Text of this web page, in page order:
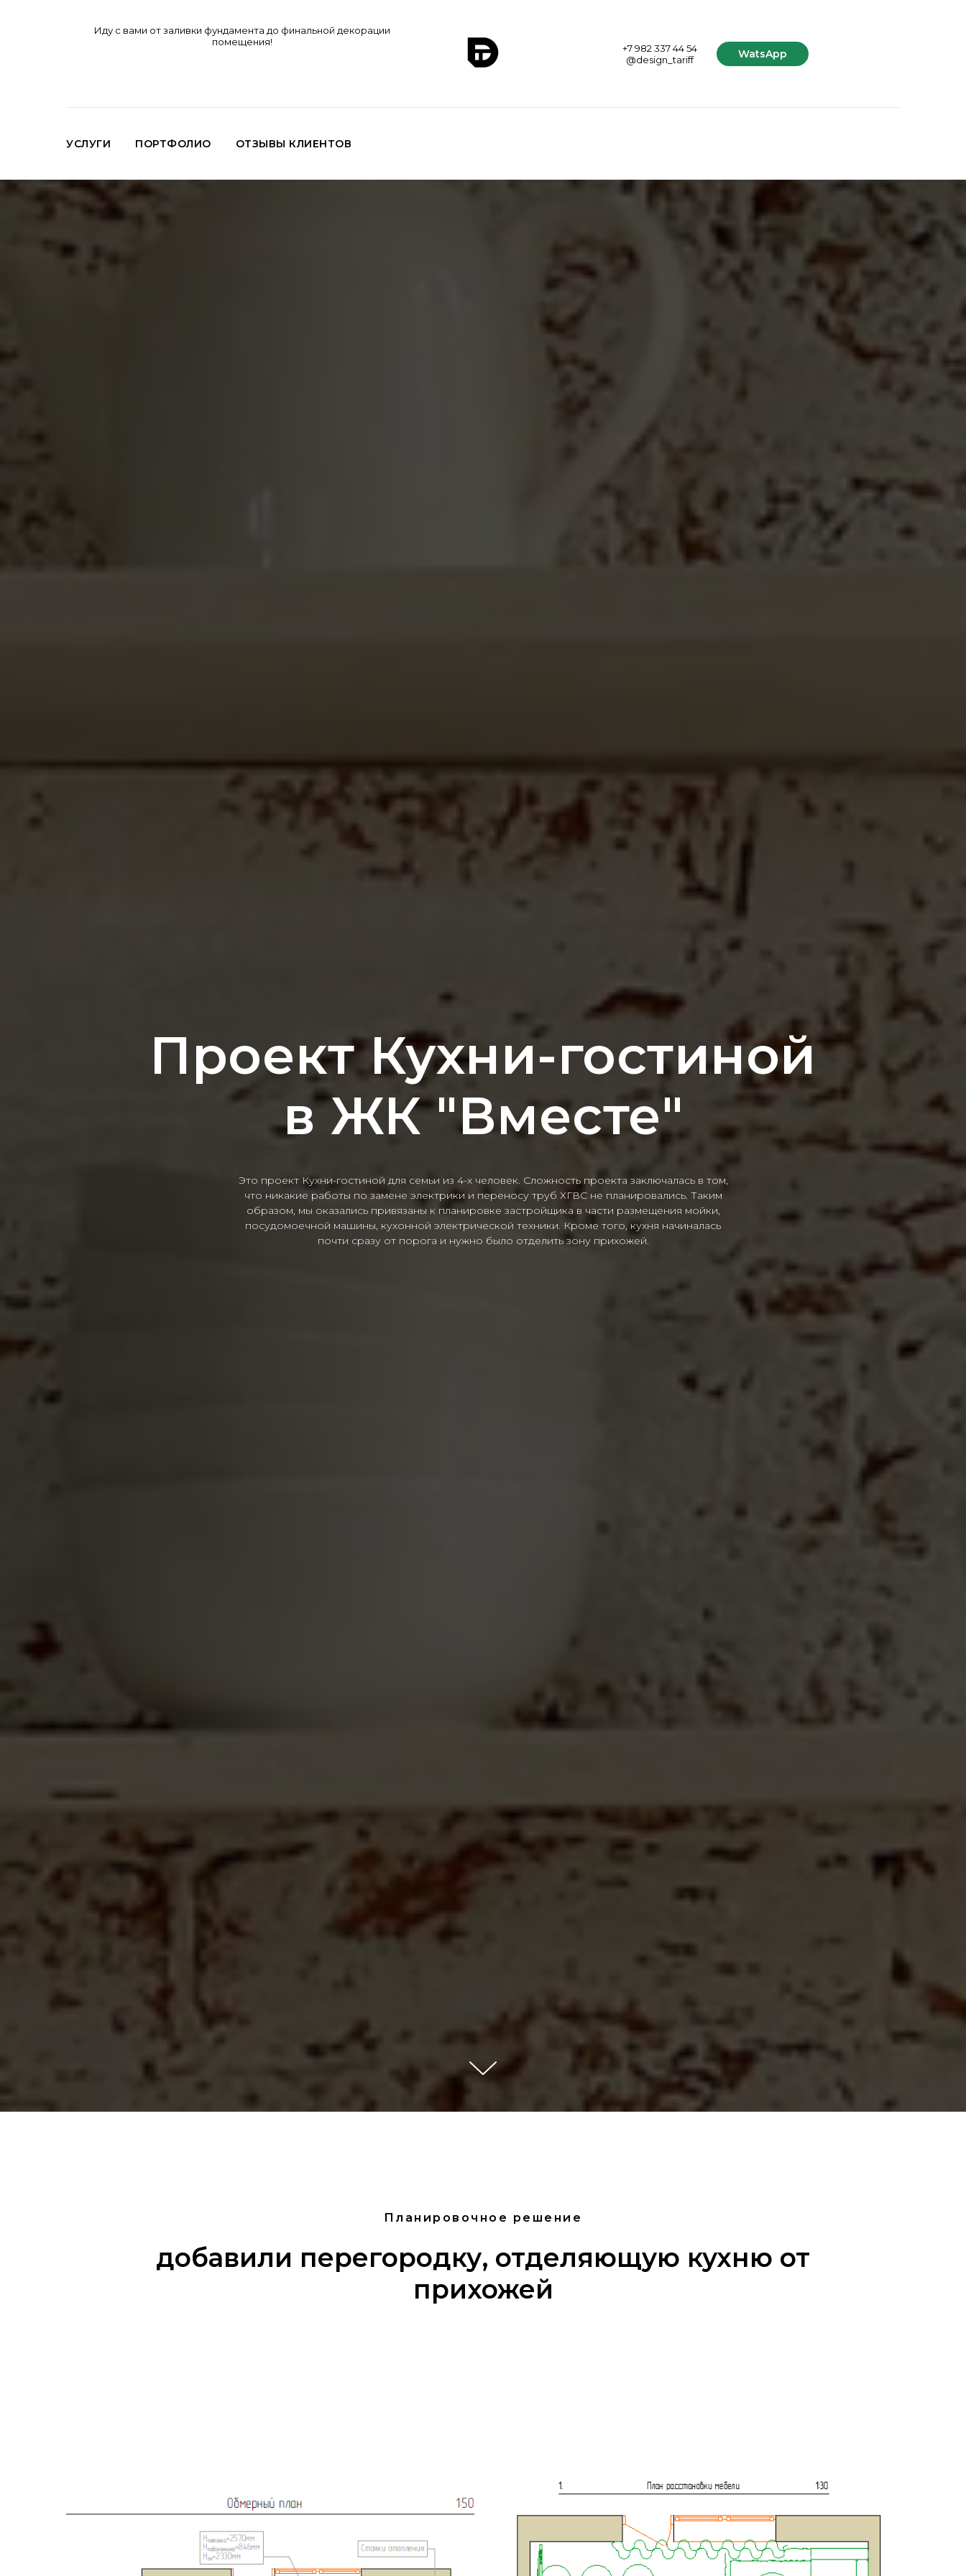
Иду с вами от заливки фундамента до финальной декорации
помещения!
+7 982 337 44 54
@design_tariff
WatsApp
УСЛУГИ ПОРТФОЛИО ОТЗЫВЫ КЛИЕНТОВ
Проект Кухни-гостиной
в ЖК "Вместе"
Это проект Кухни-гостиной для семьи из 4-х человек. Сложность проекта заключалась в том,
что никакие работы по замене электрики и переносу труб ХГВС не планировались. Таким
образом, мы оказались привязаны к планировке застройщика в части размещения мойки,
посудомоечной машины, кухонной электрической техники. Кроме того, кухня начиналась
почти сразу от порога и нужно было отделить зону прихожей.
Планировочное решение
добавили перегородку, отделяющую кухню от
прихожей